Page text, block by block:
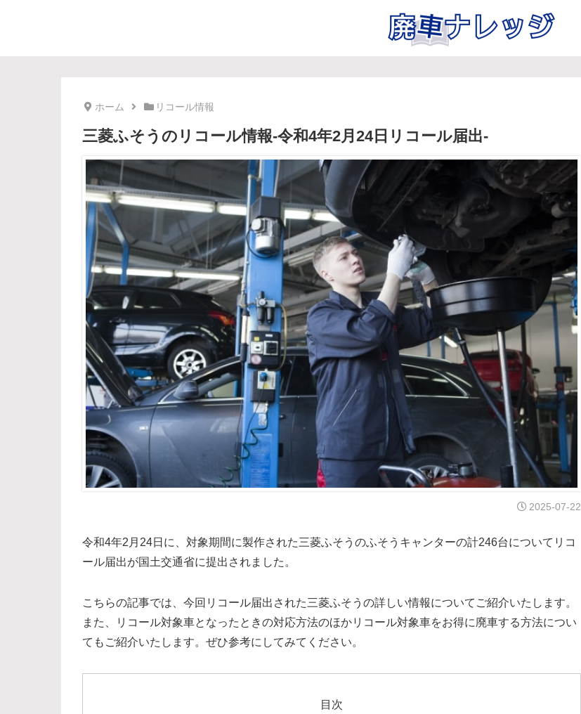
ホーム リコール情報
三菱ふそうのリコール情報-令和4年2月24日リコール届出-
2025-07-22
令和4年2月24日に、対象期間に製作された三菱ふそうのふそうキャンターの計246台についてリコ
ール届出が国土交通省に提出されました。
こちらの記事では、今回リコール届出された三菱ふそうの詳しい情報についてご紹介いたします。
また、リコール対象車となったときの対応方法のほかリコール対象車をお得に廃車する方法につい
てもご紹介いたします。ぜひ参考にしてみてください。
目次